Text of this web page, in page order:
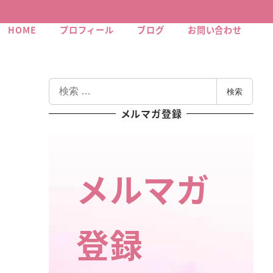
HOME プロフィール ブログ お問い合わせ
索
検索
メルマガ登録
メルマガ
登録